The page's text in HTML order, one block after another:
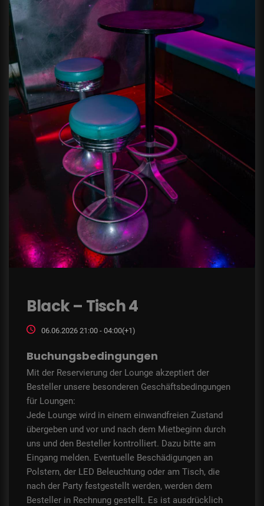
Black – Tisch 4
06.06.2026 21:00 - 04:00(+1)
Buchungsbedingungen
Mit der Reservierung der Lounge akzeptiert der
Besteller unsere besonderen Geschäftsbedingungen
für Loungen:
Jede Lounge wird in einem einwandfreien Zustand
übergeben und vor und nach dem Mietbeginn durch
uns und den Besteller kontrolliert. Dazu bitte am
Eingang melden. Eventuelle Beschädigungen an
Polstern, der LED Beleuchtung oder am Tisch, die
nach der Party festgestellt werden, werden dem
Besteller in Rechnung gestellt. Es ist ausdrücklich